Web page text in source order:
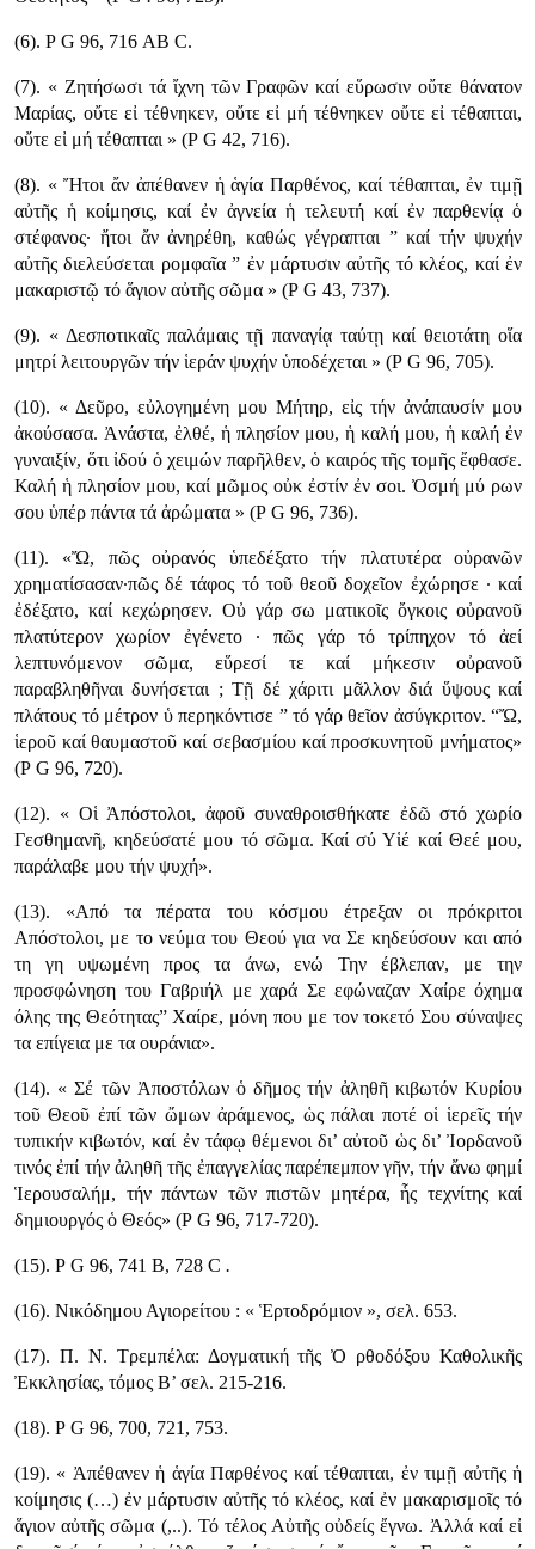
(6). Ρ G 96, 716 ΑΒ C.
(7). « Ζητήσωσι τά ἴχνη τῶν Γραφῶν καί εὕρωσιν οὔτε θάνατον
Μαρίας, οὔτε εἰ τέθνηκεν, οὔτε εἰ μή τέθνηκεν οὔτε εἰ τέθαπται,
οὔτε εἰ μή τέθαπται » (Ρ G 42, 716).
(8). « Ἤτοι ἄν ἀπέθανεν ἡ ἁγία Παρθένος, καί τέθαπται, ἐν τιμῇ
αὐτῆς ἡ κοίμησις, καί ἐν ἀγνεία ἡ τελευτή καί ἐν παρθενίᾳ ὁ
στέφανος· ἤτοι ἄν ἀνηρέθη, καθώς γέγραπται ” καί τήν ψυχήν
αὐτῆς διελεύσεται ρομφαῖα ” ἐν μάρτυσιν αὐτῆς τό κλέος, καί ἐν
μακαριστῷ τό ἅγιον αὐτῆς σῶμα » (Ρ G 43, 737).
(9). « Δεσποτικαῖς παλάμαις τῇ παναγίᾳ ταύτῃ καί θειοτάτη οἵα
μητρί λειτουργῶν τήν ἱεράν ψυχήν ὑποδέχεται » (Ρ G 96, 705).
(10). « Δεῦρο, εὐλογημένη μου Μήτηρ, εἰς τήν ἀνάπαυσίν μου
ἀκούσασα. Ἀνάστα, ἐλθέ, ἡ πλησίον μου, ἡ καλή μου, ἡ καλή ἐν
γυναιξίν, ὅτι ἰδού ὁ χειμών παρῆλθεν, ὁ καιρός τῆς τομῆς ἔφθασε.
Καλή ἡ πλησίον μου, καί μῶμος οὐκ ἐστίν ἐν σοι. Ὀσμή μύ ρων
σου ὑπέρ πάντα τά ἀρώματα » (Ρ G 96, 736).
(11). «Ὤ, πῶς οὐρανός ὑπεδέξατο τήν πλατυτέρα οὐρανῶν
χρηματίσασαν·πῶς δέ τάφος τό τοῦ θεοῦ δοχεῖον ἐχώρησε · καί
ἐδέξατο, καί κεχώρησεν. Οὐ γάρ σω ματικοῖς ὄγκοις οὐρανοῦ
πλατύτερον χωρίον ἐγένετο · πῶς γάρ τό τρίπηχον τό ἀεί
λεπτυνόμενον σῶμα, εὕρεσί τε καί μήκεσιν οὐρανοῦ
παραβληθῆναι δυνήσεται ; Τῇ δέ χάριτι μᾶλλον διά ὕψους καί
πλάτους τό μέτρον ὑ περηκόντισε ” τό γάρ θεῖον ἀσύγκριτον. “Ὤ,
ἱεροῦ καί θαυμαστοῦ καί σεβασμίου καί προσκυνητοῦ μνήματος»
(Ρ G 96, 720).
(12). « Oἱ Ἀπόστολοι, ἀφοῦ συναθροισθήκατε ἐδῶ στό χωρίο
Γεσθημανῆ, κηδεύσατέ μου τό σῶμα. Καί σύ Υἱέ καί Θεέ μου,
παράλαβε μου τήν ψυχή».
(13). «Από τα πέρατα του κόσμου έτρεξαν οι πρόκριτοι
Απόστολοι, με το νεύμα του Θεού για να Σε κηδεύσουν και από
τη γη υψωμένη προς τα άνω, ενώ Την έβλεπαν, με την
προσφώνηση του Γαβριήλ με χαρά Σε εφώναζαν Χαίρε όχημα
όλης της Θεότητας” Χαίρε, μόνη που με τον τοκετό Σου σύναψες
τα επίγεια με τα ουράνια».
(14). « Σέ τῶν Ἀποστόλων ὁ δῆμος τήν ἀληθῆ κιβωτόν Κυρίου
τοῦ Θεοῦ ἐπί τῶν ὤμων ἀράμενος, ὡς πάλαι ποτέ οἱ ἱερεῖς τήν
τυπικήν κιβωτόν, καί ἐν τάφῳ θέμενοι δι’ αὐτοῦ ὡς δι’ Ἰορδανοῦ
τινός ἐπί τήν ἀληθῆ τῆς ἐπαγγελίας παρέπεμπον γῆν, τήν ἄνω φημί
Ἱερουσαλήμ, τήν πάντων τῶν πιστῶν μητέρα, ἧς τεχνίτης καί
δημιουργός ὁ Θεός» (Ρ G 96, 717-720).
(15). Ρ G 96, 741 Β, 728 C .
(16). Νικόδημου Αγιορείτου : « Ἑρτοδρόμιον », σελ. 653.
(17). Π. Ν. Τρεμπέλα: Δογματική τῆς Ὀ ρθοδόξου Καθολικῆς
Ἐκκλησίας, τόμος Β’ σελ. 215-216.
(18). Ρ G 96, 700, 721, 753.
(19). « Ἀπέθανεν ἡ ἁγία Παρθένος καί τέθαπται, ἐν τιμῇ αὐτῆς ἡ
κοίμησις (…) ἐν μάρτυσιν αὐτῆς τό κλέος, καί ἐν μακαρισμοῖς τό
ἅγιον αὐτῆς σῶμα (,..). Τό τέλος Αὐτῆς οὐδείς ἔγνω. Ἀλλά καί εἰ